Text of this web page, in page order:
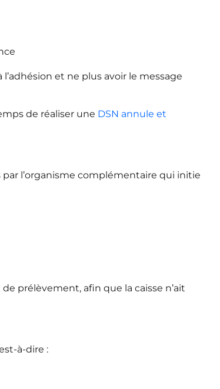
et ne plus avoir le message
de réaliser une DSN annule et
l’organisme complémentaire qui initie
prélèvement, afin que la caisse n’ait
à-dire :